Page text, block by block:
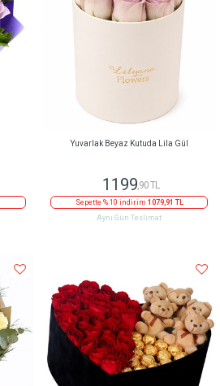
Yuvarlak Beyaz Kutuda Lila Gül
1199,90 TL
Sepette % 10 indirim 1079,91 TL
Aynı Gün Teslimat